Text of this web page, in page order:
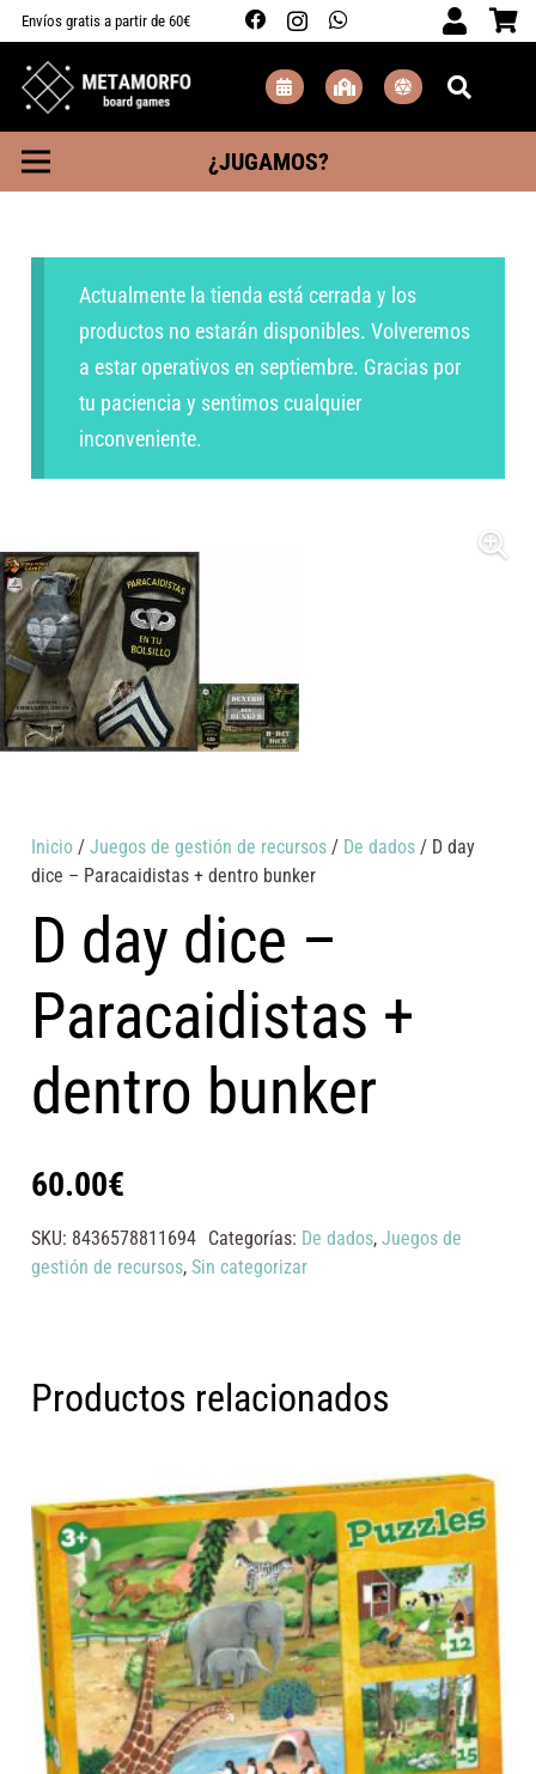
Envíos gratis a partir de 60€
¿JUGAMOS?
Actualmente la tienda está cerrada y los
productos no estarán disponibles. Volveremos
a estar operativos en septiembre. Gracias por
tu paciencia y sentimos cualquier
inconveniente.
Inicio /Juegos de gestión de recursos / De dados / D day
dice – Paracaidistas + dentro bunker
D day dice –
Paracaidistas +
dentro bunker
60.00€
SKU: 8436578811694 Categorías: De dados, Juegos de
gestión de recursos,Sin categorizar
Productos relacionados